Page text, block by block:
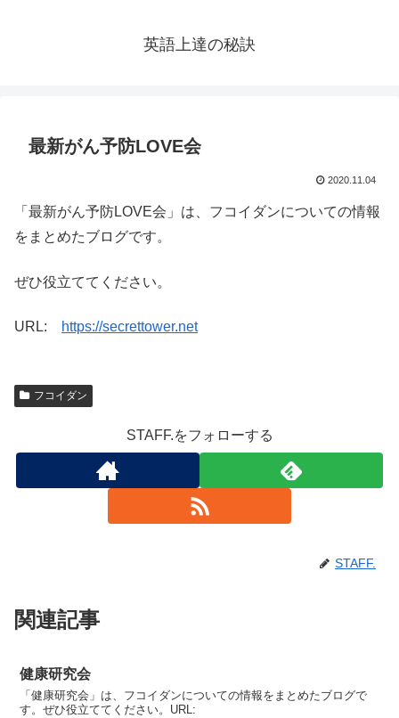
英語上達の秘訣
最新がん予防LOVE会
2020.11.04
「最新がん予防LOVE会」は、フコイダンについての情報
をまとめたブログです。
ぜひ役立ててください。
URL: https://secrettower.net
フコイダン
STAFF.をフォローする
STAFF.
関連記事
健康研究会
「健康研究会」は、フコイダンについての情報をまとめたブログで
す。ぜひ役立ててください。URL: